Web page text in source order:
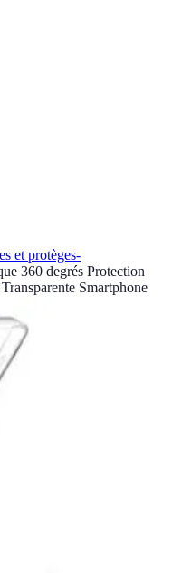
et protèges-
360 degrés Protection
Smartphone